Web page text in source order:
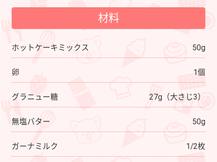
材料
ホットケーキミックス 50g
卵 1個
グラニュー糖 27g（大さじ3）
無塩バター 50g
ガーナミルク 1/2枚